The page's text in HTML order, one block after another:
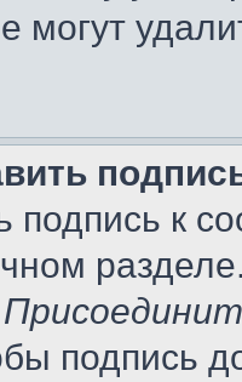
могут
подпись к
подпись